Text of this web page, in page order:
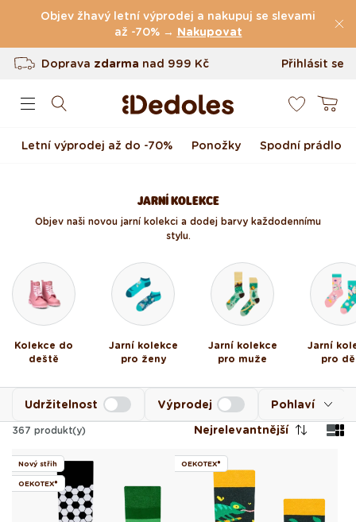
Přejít k obsahu
Objev žhavý letní výprodej a nakupuj se slevami
až -70% → Nakupovat
zdarmanad999 Kč
Vrácení až do 100 dnů
Originální design navržený u nás
Přihlásit se
Košík
Letní výprodej až do -70% Ponožky Spodní prádlo
JARNÍ KOLEKCE
Objev naši novou jarní kolekci a dodej barvy každodennímu
stylu.
Kolekce do
deště
Jarní kolekce
pro ženy
Jarní kolekce
pro muže
Jarní
pro
Pohlaví
Udržitelnost Výprodej
367 produkt(y) Nejrelevantnější
Nový střih
OEKOTEX®
OEKOTEX®